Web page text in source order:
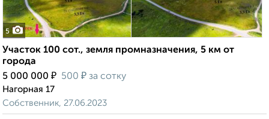
5
Участок 100 сот., земля промназначения, 5 км от
города
5 000 000 ₽ 500 ₽ за сотку
Нагорная 17
Собственник, 27.06.2023